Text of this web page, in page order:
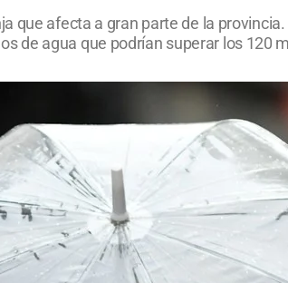
que afecta a gran parte de la
de agua que podrían superar los 120